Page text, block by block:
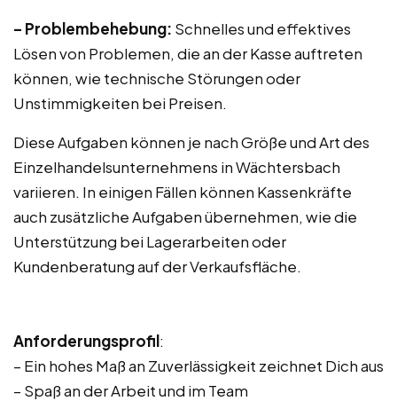
– Problembehebung: Schnelles und effektives
Lösen von Problemen, die an der Kasse auftreten
können, wie technische Störungen oder
Unstimmigkeiten bei Preisen.
Diese Aufgaben können je nach Größe und Art des
Einzelhandelsunternehmens in Wächtersbach
variieren. In einigen Fällen können Kassenkräfte
auch zusätzliche Aufgaben übernehmen, wie die
Unterstützung bei Lagerarbeiten oder
Kundenberatung auf der Verkaufsfläche.
Anforderungsprofil:
– Ein hohes Maß an Zuverlässigkeit zeichnet Dich aus
– Spaß an der Arbeit und im Team